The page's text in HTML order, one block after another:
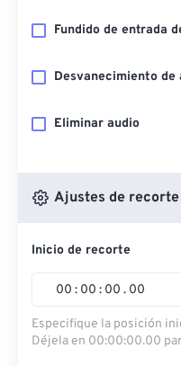
Fundido de entrada
Desvanecimiento de
Eliminar audio
Ajustes de recorte
Inicio de recorte
00 : 00 : 00 . 00
Especifique la posición
Déjela en 00:00:00.00